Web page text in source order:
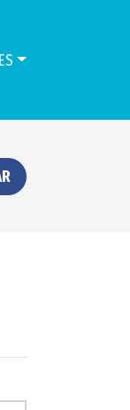
ES